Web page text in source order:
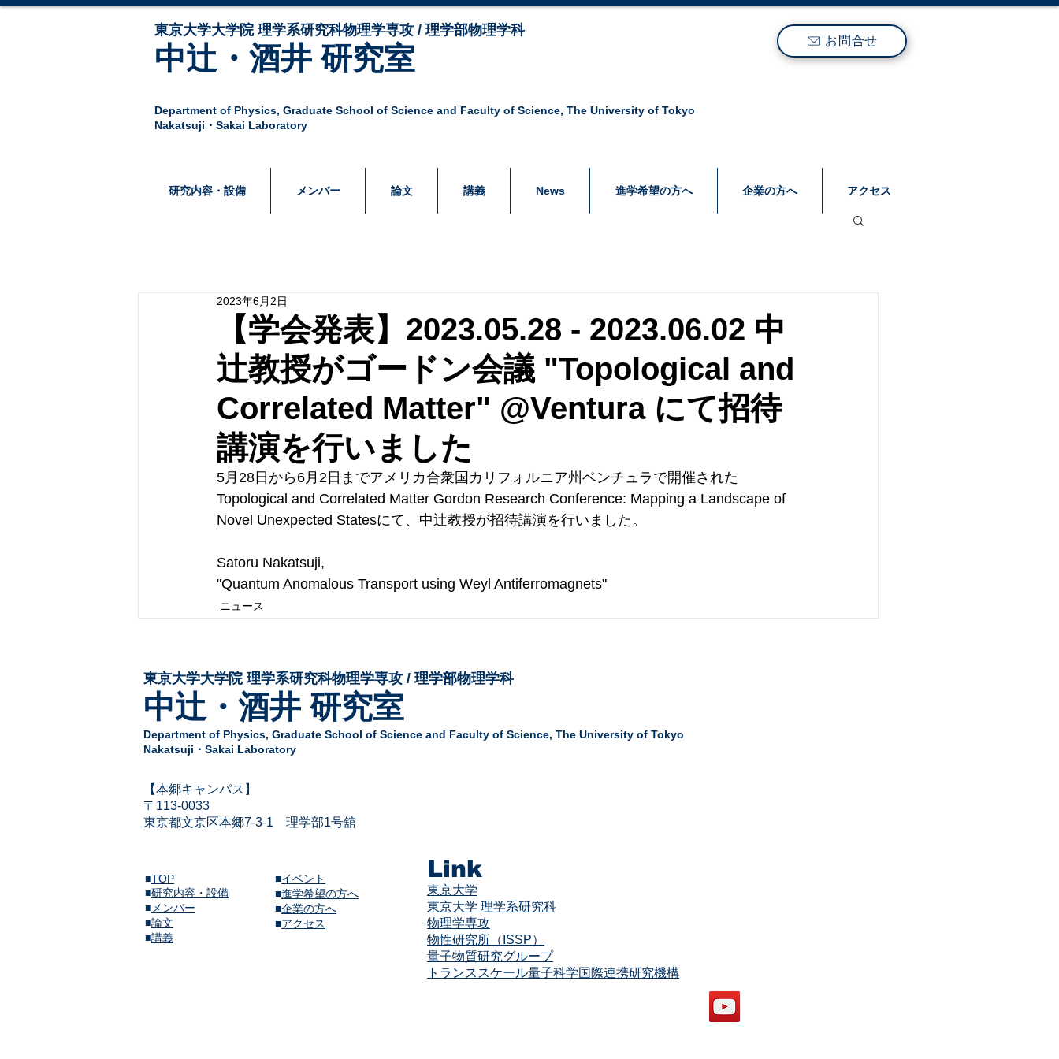
東京大学大学院 ​理学系研究科物理学専攻 / 理学部物理学科
中辻・酒井 研究室
Department of Physics, Graduate School of Science and Faculty of Science, The University of Tokyo
Nakatsuji・Sakai Laboratory
お問合せ
研究内容・設備 メンバー 論文 講義 News 進学希望の方へ 企業の方へ アクセス
【学会発表】2023.05.28 - 2023.06.02 中
辻教授がゴードン会議 "Topological and
Correlated Matter" @Ventura にて招待
講演を行いました
2023年6月2日
5月28日から6月2日までアメリカ合衆国カリフォルニア州ベンチュラで開催された
Topological and Correlated Matter Gordon Research Conference: Mapping a Landscape of
Novel Unexpected Statesにて、中辻教授が招待講演を行いました。
Satoru Nakatsuji,
"Quantum Anomalous Transport using Weyl Antiferromagnets"
ニュース
東京大学大学院 ​理学系研究科物理学専攻 / 理学部物理学科
中辻・酒井 研究室
Department of Physics, Graduate School of Science and Faculty of Science, The University of Tokyo
Nakatsuji・Sakai Laboratory
​【本郷キャンパス】
〒113-0033
東京都文京区本郷7-3-1
理学部1号舘
■TOP
■研究内容・設備
■ メンバー
​■論文
​■講義​
■イベント
​■進学希望の方へ
■企業の方へ
​■アクセス
Link
東京大学
東京大学 理学系研究科
物理学専攻
物性研究所（ISSP）
量子物質研究グループ
​​トランススケール量子科学国際連携研究機構